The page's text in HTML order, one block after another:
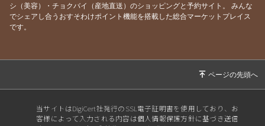
2026/05/24不足の時代を生き抜く“無形の力”
2026/05/17
いますか？
支援先の成果を最大化する“聴く技術”を学ぼう
2026/04/19 「思考の癖」が暴れ出す季節
シ（美容）・チョクバイ（産地直送）のショッピングと予約サイト。
みんな
でシェアし合うおすそわけポイント機能を搭載した総合マーケットプレイス
です。
当サイトはDigiCert社発行のSSL電子証明書を使用しており、お
客様によって入力される内容は個人情報保護方針に基づき送信